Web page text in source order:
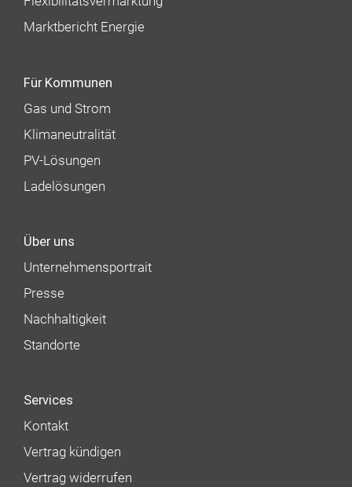
Marktbericht Energie
Für Kommunen
Gas und Strom
Klimaneutralität
PV-Lösungen
Ladelösungen
Über uns
Unternehmens­portrait
Presse
Nachhaltigkeit
Standorte
Services
Kontakt
Vertrag kündigen
Vertrag widerrufen